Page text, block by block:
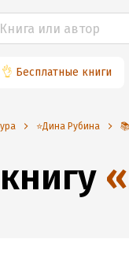
👌 Бесплатные книги
⭐️Дина Рубина
«